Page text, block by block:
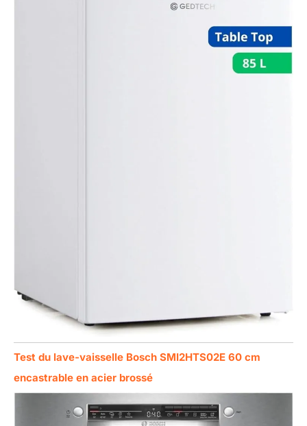
Test du lave-vaisselle Bosch SMI2HTS02E 60 cm
encastrable en acier brossé